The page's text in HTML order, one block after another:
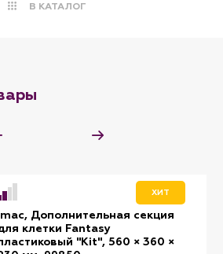
В КАТАЛОГ
ХИТ
Дополнительная секция
клетки Fantasy
"Kit", 560 × 360 ×